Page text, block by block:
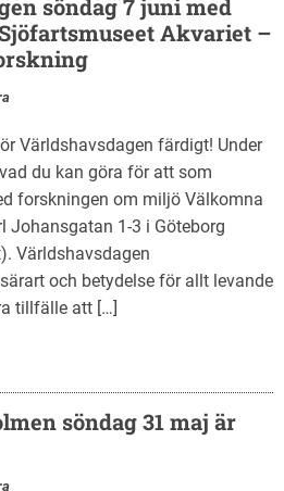
söndag 7 juni med
Akvariet –
Världshavsdagen färdigt! Under
du kan göra för att som
forskningen om miljö Välkomna
Johansgatan 1-3 i Göteborg
Världshavsdagen
och betydelse för allt levande
tillfälle att […]
söndag 31 maj är